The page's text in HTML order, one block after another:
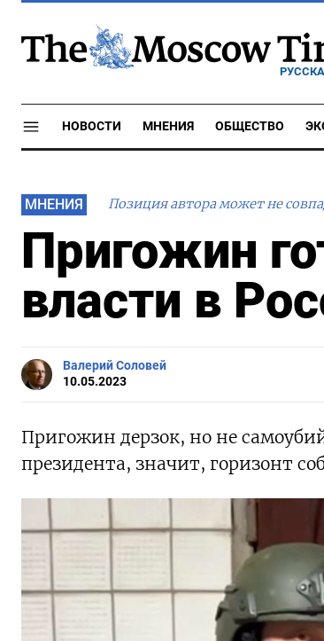
НОВОСТИ МНЕНИЯ ОБЩЕСТВО
МНЕНИЯ Позиция автора может не
Пригожин
власти в
Валерий Соловей
10.05.2023
Пригожин дерзок, но не
президента, значит, горизонт